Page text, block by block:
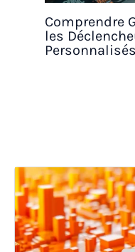
Comprendre
les
Personnalisés